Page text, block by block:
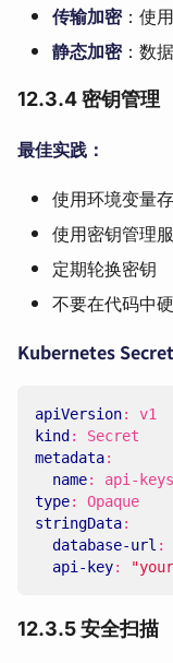
传输加密：使
静态加密：数
12.3.4 密钥管理
最佳实践：
使用环境变量
使用密钥管理
定期轮换密钥
不要在代码中
Kubernetes
apiVersion:
v1
kind:
Secret
metadata:
name:
api-keys
type:
Opaque
stringData:
database-url :
api-key:
12.3.5 安全扫描